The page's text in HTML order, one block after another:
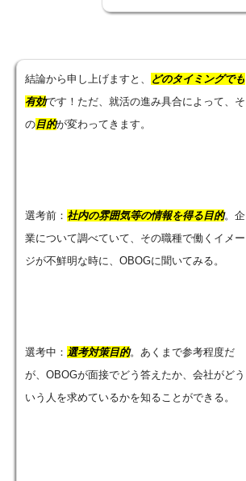
結論から申し上げますと、
どのタイミングでも
有効です！ただ、就活の進み具合によって、そ
の目的が変わってきます。
選考前： 社内の雰囲気等の情報を得る目的。企
業について調べていて、その職種で働くイメー
ジが不鮮明な時に、OBOGに聞いてみる。
選考中： 選考対策目的。あくまで参考程度だ
が、OBOGが面接でどう答えたか、会社がどう
いう人を求めているかを知ることができる。